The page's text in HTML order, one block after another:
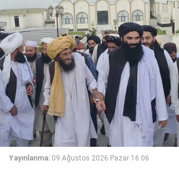
Yayınlanma: 09 Ağustos 2026 Pazar 16:06